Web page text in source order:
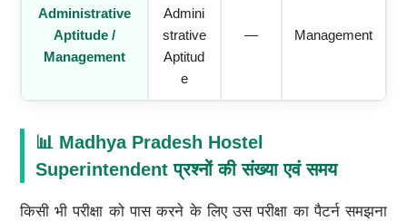
Administrative
Aptitude /
Management
Admini
Strative
Aptitud
E
— Management
📊 Madhya Pradesh Hostel
Superintendentप्रश्नों की संख्या एवं समय
किसी भी परीक्षा को पास करने के लिए उस परीक्षा का पैटर्न समझना